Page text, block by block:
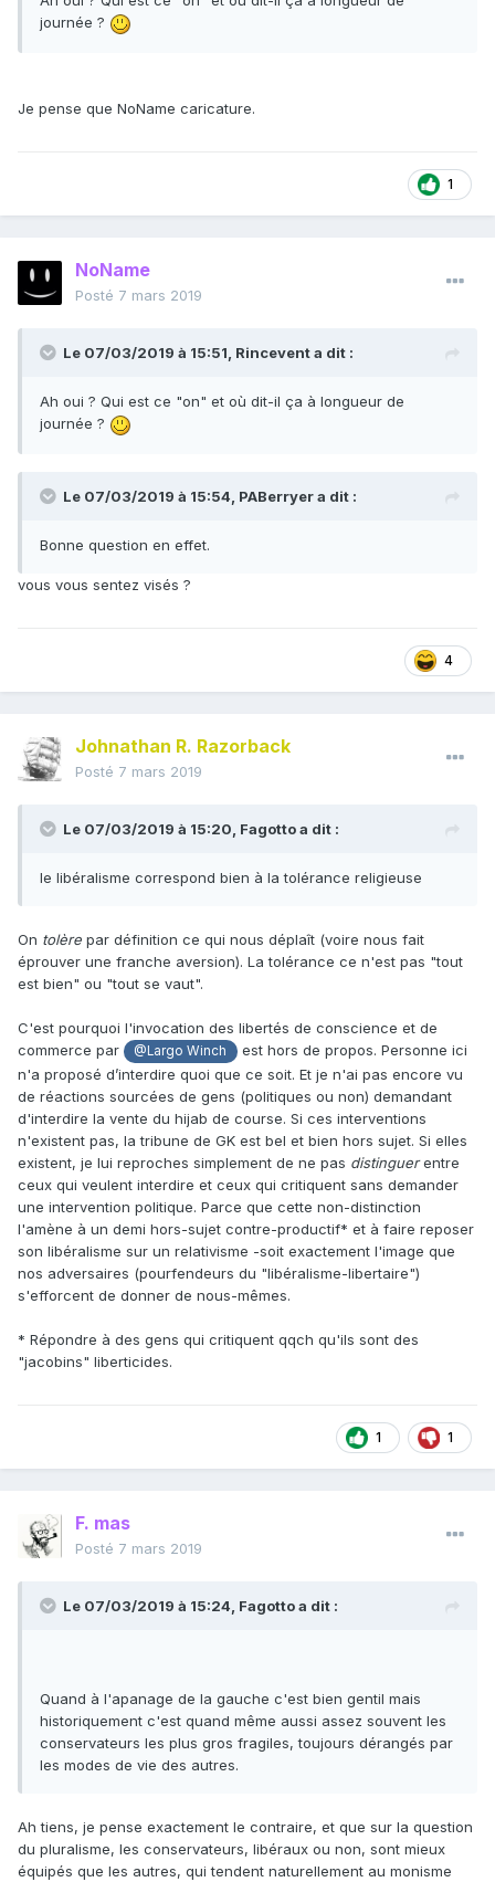
journée ?
Je pense que NoName caricature.
1
NoName
Posté 7 mars 2019
Le 07/03/2019 à 15:51, Rinceventa dit :
Ah oui ? Qui est ce "on" et où dit-il ça à longueur de
journée ?
Le 07/03/2019 à 15:54, PABerryera dit :
Bonne question en effet.
vous vous sentez visés ?
4
Johnathan R. Razorback
Posté 7 mars 2019
Le 07/03/2019 à 15:20, Fagottoa dit :
le libéralisme correspond bien à la tolérance religieuse
On tolère par définition ce qui nous déplaît (voire nous fait
éprouver une franche aversion). La tolérance ce n'est pas "tout
est bien" ou "tout se vaut".
C'est pourquoi l'invocation des libertés de conscience et de
commerce par
@Largo Winch
est hors de propos. Personne ici
n'a proposé d’interdire quoi que ce soit. Et je n'ai pas encore vu
de réactions sourcées de gens (politiques ou non) demandant
d'interdire la vente du hijab de course. Si ces interventions
n'existent pas, la tribune de GK est bel et bien hors sujet. Si elles
existent, je lui reproches simplement de ne pas distinguerentre
ceux qui veulent interdire et ceux qui critiquent sans demander
une intervention politique. Parce que cette non-distinction
l'amène à un demi hors-sujet contre-productif* et à faire reposer
son libéralisme sur un relativisme -soit exactement l'image que
nos adversaires (pourfendeurs du "libéralisme-libertaire")
s'efforcent de donner de nous-mêmes.
* Répondre à des gens qui critiquent qqch qu'ils sont des
"jacobins" liberticides.
1 1
F. mas
Posté 7 mars 2019
Le 07/03/2019 à 15:24, Fagottoa dit :
Quand à l'apanage de la gauche c'est bien gentil mais
historiquement c'est quand même aussi assez souvent les
conservateurs les plus gros fragiles, toujours dérangés par
les modes de vie des autres.
Ah tiens, je pense exactement le contraire, et que sur la question
du pluralisme, les conservateurs, libéraux ou non, sont mieux
équipés que les autres, qui tendent naturellement au monisme